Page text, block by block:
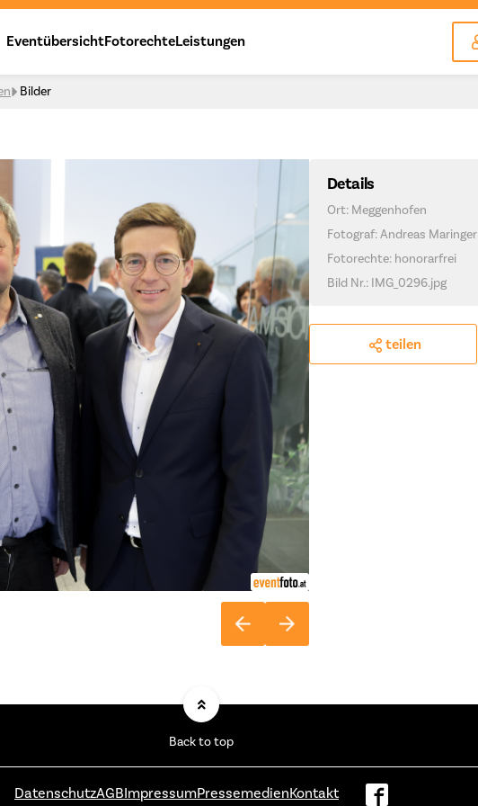
EventübersichtFotorechteLeistungen
Bilder
Details
Ort: Meggenhofen
Fotograf: Andreas Maringer
Fotorechte: honorarfrei
Bild Nr.: IMG_0296.jpg
teilen
Back to top
DatenschutzAGBImpressumPressemedienKontakt